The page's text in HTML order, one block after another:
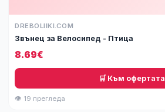
DREBOLIIKI.COM
Звънец за Велосипед - Птица
8.69€
🛒 Към офертата
👁 19 прегледа